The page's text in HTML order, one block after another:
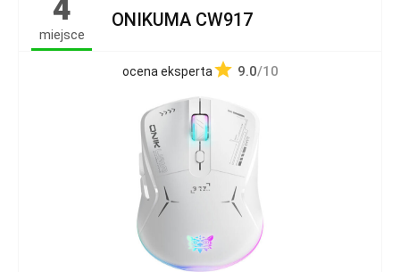
4
miejsce
ONIKUMA CW917
ocena eksperta 9.0/10